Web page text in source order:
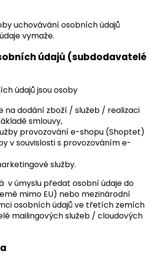
uchovávání osobních údajů
vymaže.
údajů (subdodavatelé
údajů jsou osoby
na dodání zboží / služeb / realizaci
smlouvy,
provozování e-shopu (Shoptet)
v souvislosti s provozováním e-
služby.
v úmyslu předat osobní údaje do
mimo EU) nebo mezinárodní
osobních údajů ve třetích zemích
mailingových služeb / cloudových